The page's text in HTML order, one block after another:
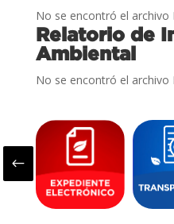
No se encontró el archivo
Relatorio de
Ambiental
No se encontró el archivo
#